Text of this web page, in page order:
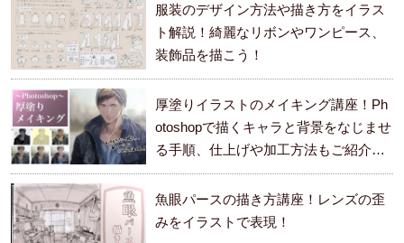
服装のデザイン方法や描き方をイラス
ト解説！綺麗なリボンやワンピース、
装飾品を描こう！
厚塗りイラストのメイキング講座！Ph
otoshopで描くキャラと背景をなじませ
る手順、仕上げや加工方法もご紹介し
ます。
魚眼パースの描き方講座！レンズの歪
みをイラストで表現！